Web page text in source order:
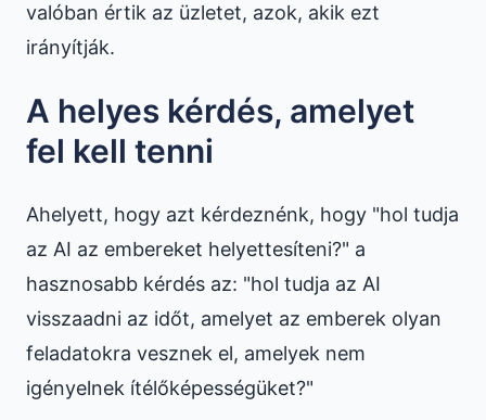
valóban értik az üzletet, azok, akik ezt
irányítják.
A helyes kérdés, amelyet
fel kell tenni
Ahelyett, hogy azt kérdeznénk, hogy "hol tudja
az AI az embereket helyettesíteni?" a
hasznosabb kérdés az: "hol tudja az AI
visszaadni az időt, amelyet az emberek olyan
feladatokra vesznek el, amelyek nem
igényelnek ítélőképességüket?"